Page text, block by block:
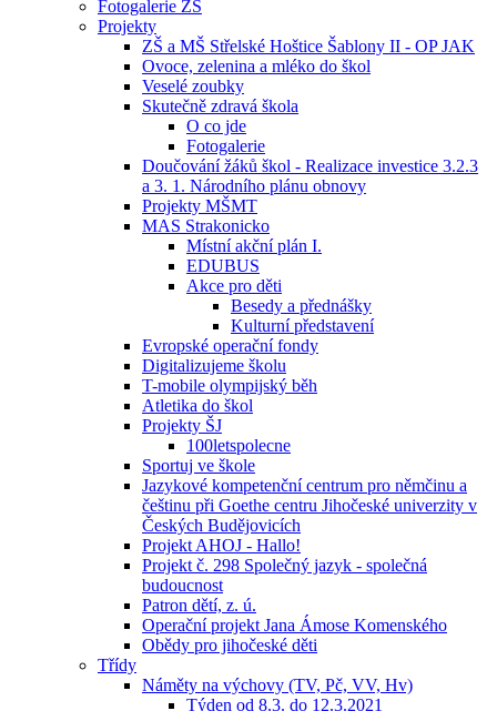
Fotogalerie ZŠ
Projekty
ZŠ a MŠ Střelské Hoštice Šablony II - OP JAK
Ovoce, zelenina a mléko do škol
Veselé zoubky
Skutečně zdravá škola
O co jde
Fotogalerie
Doučování žáků škol - Realizace investice 3.2.3
a 3. 1. Národního plánu obnovy
Projekty MŠMT
MAS Strakonicko
Místní akční plán I.
EDUBUS
Akce pro děti
Besedy a přednášky
Kulturní představení
Evropské operační fondy
Digitalizujeme školu
T-mobile olympijský běh
Atletika do škol
Projekty ŠJ
100letspolecne
Sportuj ve škole
Jazykové kompetenční centrum pro němčinu a
češtinu při Goethe centru Jihočeské univerzity v
Českých Budějovicích
Projekt AHOJ - Hallo!
Projekt č. 298 Společný jazyk - společná
budoucnost
Patron dětí, z. ú.
Operační projekt Jana Ámose Komenského
Obědy pro jihočeské děti
Třídy
Náměty na výchovy (TV, Pč, VV, Hv)
Týden od 8.3. do 12.3.2021